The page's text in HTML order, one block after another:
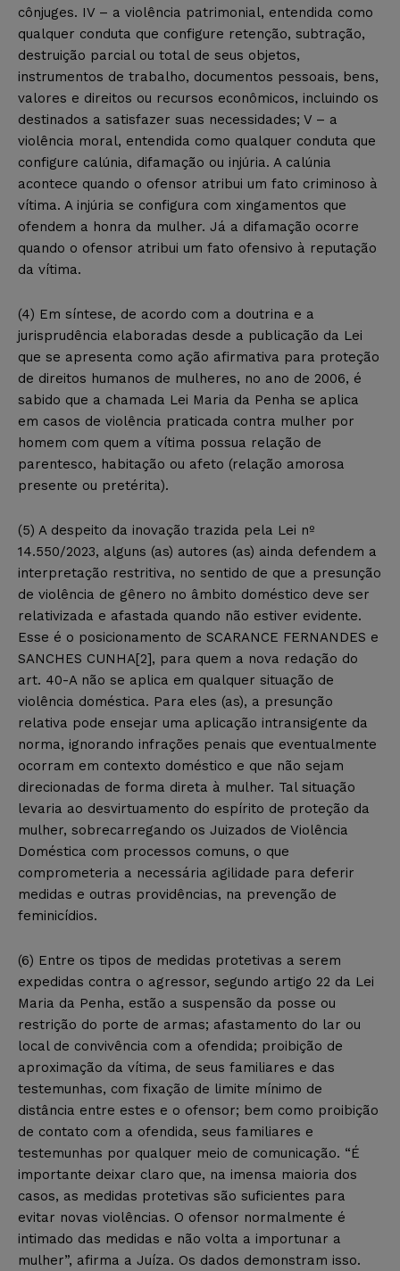
cônjuges. IV – a violência patrimonial, entendida como
qualquer conduta que configure retenção, subtração,
destruição parcial ou total de seus objetos,
instrumentos de trabalho, documentos pessoais, bens,
valores e direitos ou recursos econômicos, incluindo os
destinados a satisfazer suas necessidades; V – a
violência moral, entendida como qualquer conduta que
configure calúnia, difamação ou injúria. A calúnia
acontece quando o ofensor atribui um fato criminoso à
vítima. A injúria se configura com xingamentos que
ofendem a honra da mulher. Já a difamação ocorre
quando o ofensor atribui um fato ofensivo à reputação
da vítima.
(4) Em síntese, de acordo com a doutrina e a
jurisprudência elaboradas desde a publicação da Lei
que se apresenta como ação afirmativa para proteção
de direitos humanos de mulheres, no ano de 2006, é
sabido que a chamada Lei Maria da Penha se aplica
em casos de violência praticada contra mulher por
homem com quem a vítima possua relação de
parentesco, habitação ou afeto (relação amorosa
presente ou pretérita).
(5) A despeito da inovação trazida pela Lei nº
14.550/2023, alguns (as) autores (as) ainda defendem a
interpretação restritiva, no sentido de que a presunção
de violência de gênero no âmbito doméstico deve ser
relativizada e afastada quando não estiver evidente.
Esse é o posicionamento de SCARANCE FERNANDES e
SANCHES CUNHA[2], para quem a nova redação do
art. 40-A não se aplica em qualquer situação de
violência doméstica. Para eles (as), a presunção
relativa pode ensejar uma aplicação intransigente da
norma, ignorando infrações penais que eventualmente
ocorram em contexto doméstico e que não sejam
direcionadas de forma direta à mulher. Tal situação
levaria ao desvirtuamento do espírito de proteção da
mulher, sobrecarregando os Juizados de Violência
Doméstica com processos comuns, o que
comprometeria a necessária agilidade para deferir
medidas e outras providências, na prevenção de
feminicídios.
(6) Entre os tipos de medidas protetivas a serem
expedidas contra o agressor, segundo artigo 22 da Lei
Maria da Penha, estão a suspensão da posse ou
restrição do porte de armas; afastamento do lar ou
local de convivência com a ofendida; proibição de
aproximação da vítima, de seus familiares e das
testemunhas, com fixação de limite mínimo de
distância entre estes e o ofensor; bem como proibição
de contato com a ofendida, seus familiares e
testemunhas por qualquer meio de comunicação. “É
importante deixar claro que, na imensa maioria dos
casos, as medidas protetivas são suficientes para
evitar novas violências. O ofensor normalmente é
intimado das medidas e não volta a importunar a
mulher”, afirma a Juíza. Os dados demonstram isso.